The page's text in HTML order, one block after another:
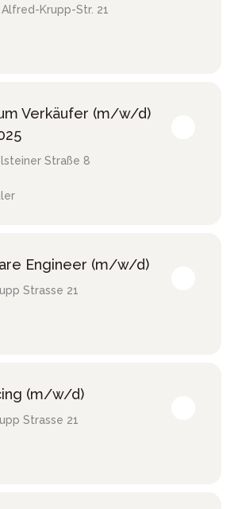
Alfred-Krupp-Str. 21
Verkäufer (m/w/d)
Straße 8
Engineer (m/w/d)
Strasse 21
(m/w/d)
Strasse 21